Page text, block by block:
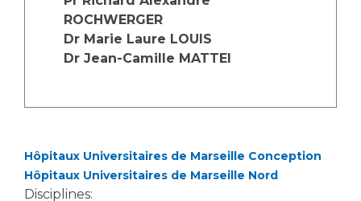
ROCHWERGER
Dr Marie Laure LOUIS
Dr Jean-Camille MATTEI
Hôpitaux Universitaires de Marseille Conception
Hôpitaux Universitaires de Marseille Nord
Disciplines: